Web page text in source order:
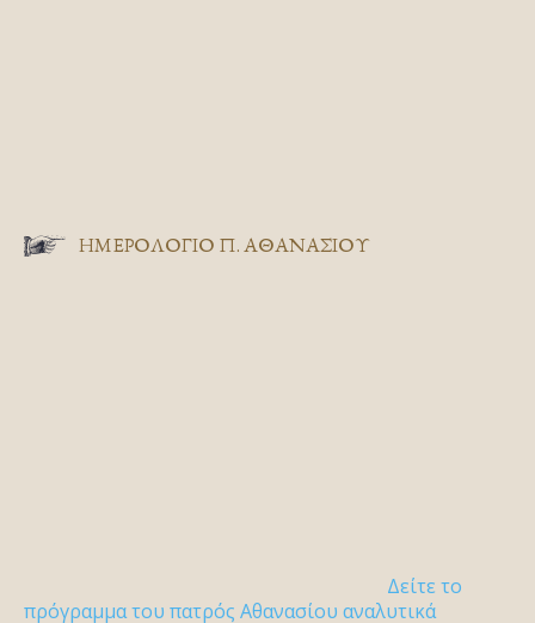
ΗΜΕΡΟΛΟΓΙΟ Π. ΑΘΑΝΑΣΙΟΥ
Δείτε το
πρόγραμμα του πατρός Αθανασίου αναλυτικά